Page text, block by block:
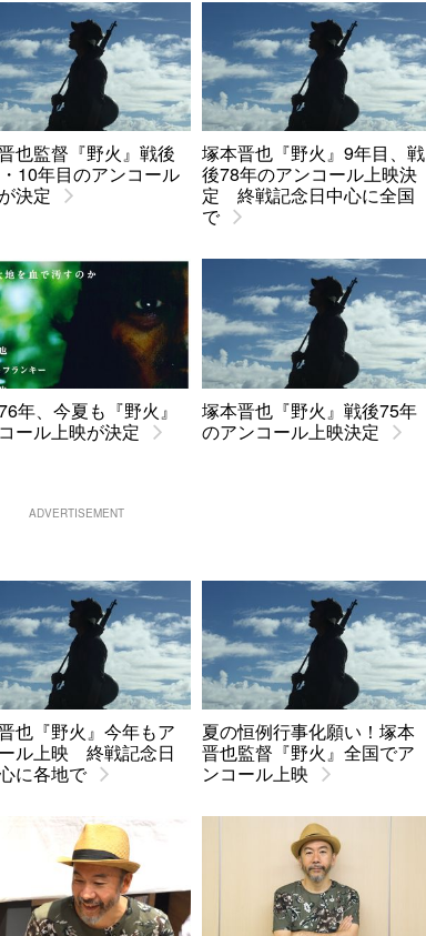
也監督『野火』戦後
10年目のアンコール
決定
塚本晋也『野火』9年目、戦
後78年のアンコール上映決
定 終戦記念日中心に全国
で
年、今夏も『野火』
ール上映が決定
塚本晋也『野火』戦後75年
のアンコール上映決定
ADVERTISEMENT
也『野火』今年もア
ル上映 終戦記念日
に各地で
夏の恒例行事化願い！塚本
晋也監督『野火』全国でア
ンコール上映